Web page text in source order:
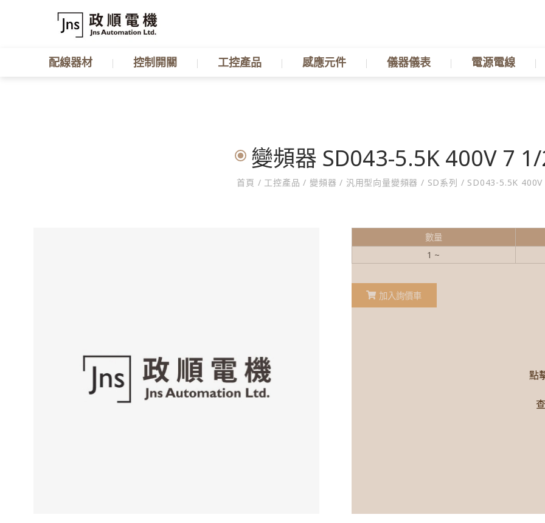
配線器材 控制開關 工控產品 感應元件 儀器儀表 電源電線
變頻器 SD043-5.5K 400V 7
首頁 / 工控產品/ 變頻器/ 汎用型向量變頻器/ SD系列 / SD043-5.5K
點
數量
1 ~
加入詢價車